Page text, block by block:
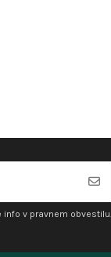
v pravnem obvestilu.